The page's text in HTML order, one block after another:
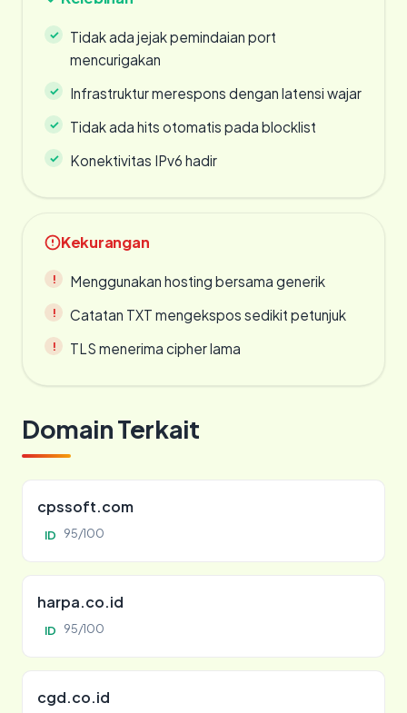
Tidak ada jejak pemindaian port
mencurigakan
Infrastruktur merespons dengan latensi wajar
Tidak ada hits otomatis pada blocklist
Konektivitas IPv6 hadir
Kekurangan
Menggunakan hosting bersama generik
Catatan TXT mengekspos sedikit petunjuk
TLS menerima cipher lama
Domain Terkait
cpssoft.com
ID 95/100
harpa.co.id
ID 95/100
cgd.co.id